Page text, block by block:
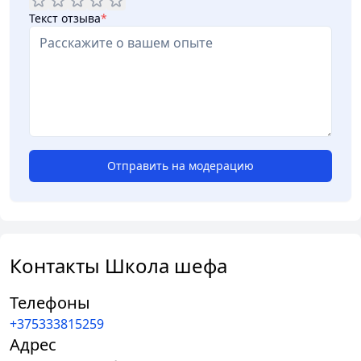
кулинарный фартук и открыть для себя новый мир
Текст отзыва*
Отправить на модерацию
Контакты Школа шефа
Телефоны
+375333815259
Адрес